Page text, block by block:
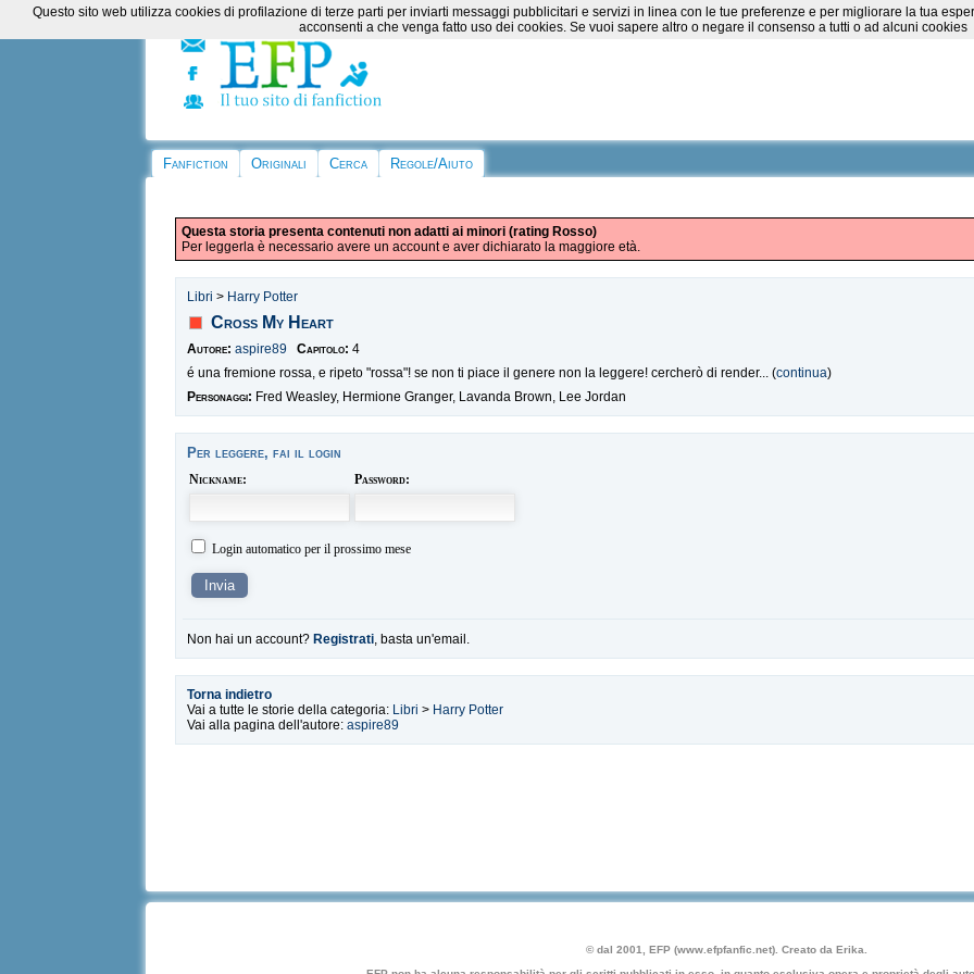
Fanfiction Originali Cerca Regole/Aiuto
Questa storia presenta contenuti non adatti ai minori (rating Rosso)
Per leggerla è necessario avere un account e aver dichiarato la maggiore età.
Libri > Harry Potter
Cross My Heart
Autore: aspire89 Capitolo: 4
é una fremione rossa, e ripeto "rossa"! se non ti piace il genere non la leggere! cercherò di render... (continua)
Personaggi: Fred Weasley, Hermione Granger, Lavanda Brown, Lee Jordan
Per leggere, fai il login
Nickname: Password:
Login automatico per il prossimo mese
Non hai un account? Registrati, basta un'email.
Torna indietro
Vai a tutte le storie della categoria: Libri > Harry Potter
Vai alla pagina dell'autore:aspire89
© dal 2001, EFP (www.efpfanfic.net). Creato da Erika.
Questo sito web utilizza cookies di profilazione di terze parti per inviarti messaggi pubblicitari e servizi in linea con le tue preferenze e per migliorare la tua
acconsenti a che venga fatto uso dei cookies. Se vuoi sapere altro o negare il consenso a tutti o ad alcuni cookies